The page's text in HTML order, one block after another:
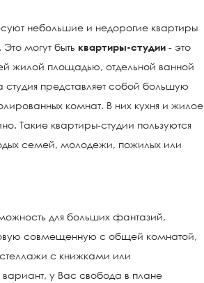
небольшие и недорогие квартиры
могут быть квартиры-студии- это
жилой площадью, отдельной ванной
представляет собой большую
комнат. В них кухня и жилое
Такие квартиры-студии пользуются
семей, молодежи, пожилых или
для больших фантазий,
совмещенную с общей комнатой,
с книжками или
у Вас свобода в плане